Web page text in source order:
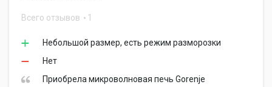
Всего отзывов 1
Небольшой размер, есть режим разморозки
Нет
Приобрела микроволновая печь Gorenje